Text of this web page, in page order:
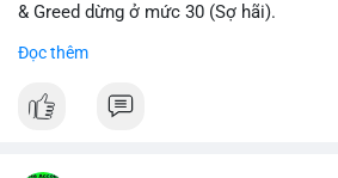
& Greed dừng ở mức 30 (Sợ hãi).
- Thị trường & Giá cả: Chuỗi giao dịch cá
triệu USD lúc 08:19 UTC và 61,37 BTC
Đọc thêm